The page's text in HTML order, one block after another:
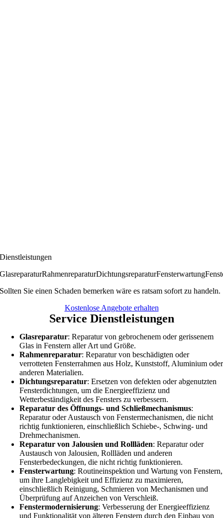
Dienstleistungen
GlasreparaturRahmenreparaturDichtungsreparaturFensterwartung
Sollten Sie einen Schaden bemerken wäre es ratsam sofort zu handeln.
Kostenlose Angebote erhalten
Service Dienstleistungen
Glasreparatur: Reparatur von gebrochenem oder gerissenem
Glas in Fenstern aller Art und Größe.
Rahmenreparatur: Reparatur von beschädigten oder
verrotteten Fensterrahmen aus Holz, Kunststoff, Aluminium oder
anderen Materialien.
Dichtungsreparatur: Ersetzen von defekten oder abgenutzten
Fensterdichtungen, um die Energieeffizienz und
Wetterbeständigkeit des Fensters zu verbessern.
Reparatur des Öffnungs- und Schließmechanismus:
Reparatur oder Austausch von Fenstermechanismen, die nicht
richtig funktionieren, einschließlich Schiebe-, Schwing- und
Drehmechanismen.
Reparatur von Jalousien und Rollläden: Reparatur oder
Austausch von Jalousien, Rollläden und anderen
Fensterbedeckungen, die nicht richtig funktionieren.
Fensterwartung: Routineinspektion und Wartung von Fenstern,
um ihre Langlebigkeit und Effizienz zu maximieren,
einschließlich Reinigung, Schmieren von Mechanismen und
Überprüfung auf Anzeichen von Verschleiß.
Fenstermodernisierung: Verbesserung der Energieeffizienz
und Funktionalität von älteren Fenstern durch den Einbau von